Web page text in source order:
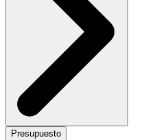
Presupuesto